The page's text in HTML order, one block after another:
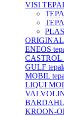
VISI
ENEOS
CASTROL
GULF
MOBIL
LIQUI
BARDAHL
KROON-